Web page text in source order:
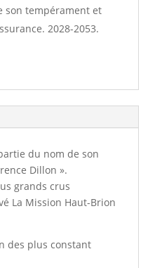
son tempérament et
2028-2053.
du nom de son
Dillon ».
grands crus
La Mission Haut-Brion
des plus constant